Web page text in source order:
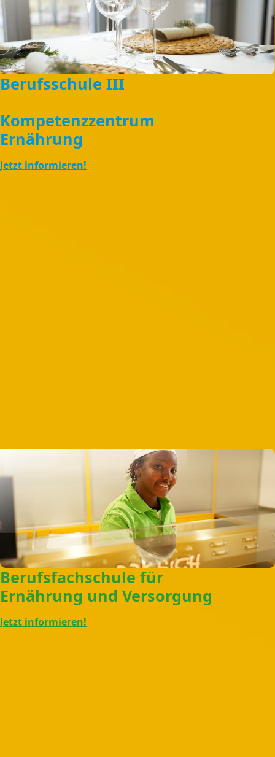
Berufsschule III
Kompetenzzentrum
Ernährung
Jetzt informieren!
Berufsfachschule für
Ernährung und Versorgung
Jetzt informieren!